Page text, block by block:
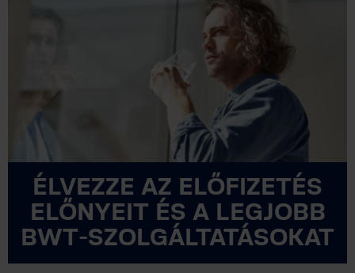
ÉLVEZZE AZ ELŐFIZETÉS
ELŐNYEIT ÉS A LEGJOBB
BWT-SZOLGÁLTATÁSOKAT